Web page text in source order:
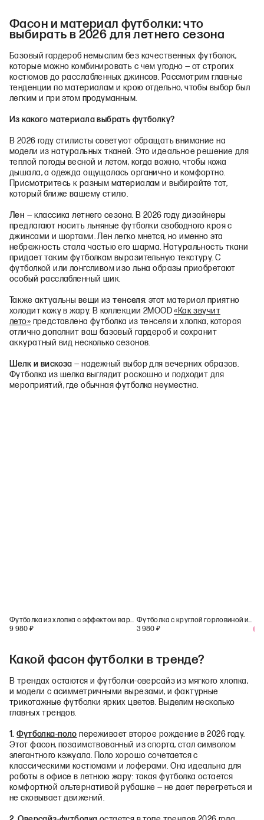
Фасон и материал футболки: что
выбирать в 2026 для летнего сезона
Базовый гардероб немыслим без качественных футболок,
которые можно комбинировать с чем угодно — от строгих
костюмов до расслабленных джинсов. Рассмотрим главные
тенденции по материалам и крою отдельно, чтобы выбор был
легким и при этом продуманным.
Из какого материала выбрать футболку?
В 2026 году стилисты советуют обращать внимание на
модели из натуральных тканей. Это идеальное решение для
теплой погоды весной и летом, когда важно, чтобы кожа
дышала, а одежда ощущалась органично и комфортно.
Присмотритесь к разным материалам и выбирайте тот,
который ближе вашему стилю.
Лен — классика летнего сезона. В 2026 году дизайнеры
предлагают носить льняные футболки свободного кроя с
джинсами и шортами. Лен легко мнется, но именно эта
небрежность стала частью его шарма. Натуральность ткани
придает таким футболкам выразительную текстуру. С
футболкой или лонгсливом изо льна образы приобретают
особый расслабленный шик.
Также актуальны вещи изтенселя: этот материал приятно
холодит кожу в жару. В коллекции 2MOOD«Как звучит
лето» представлена футболка из тенселя и хлопка, которая
отлично дополнит ваш базовый гардероб и сохранит
аккуратный вид несколько сезонов.
Шелк и вискоза — надежный выбор для вечерних образов.
Футболка из шелка выглядит роскошно и подходит для
мероприятий, где обычная футболка неуместна.
Футболка из хлопка с эффектом варки
9 980 ₽
Футболка с круглой горловиной из хлопка с модалом
3 980 ₽
Какой фасон футболки в тренде?
В трендах остаются и футболки-оверсайз из мягкого хлопка,
и модели с асимметричными вырезами, и фактурные
трикотажные футболки ярких цветов. Выделим несколько
главных трендов.
1.Футболка-поло переживает второе рождение в 2026 году.
Этот фасон, позаимствованный из спорта, стал символом
элегантного кэжуала. Поло хорошо сочетается с
классическими костюмами и лоферами. Она идеальна для
работы в офисе в летнюю жару: такая футболка остается
комфортной альтернативой рубашке — не дает перегреться и
не сковывает движений.